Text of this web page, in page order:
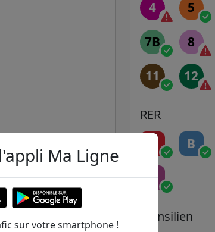
4 5
7B 8
11 12
RER
B
E
Transilien
Ma Ligne
sur votre smartphone !